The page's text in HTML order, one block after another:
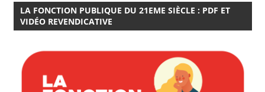
LA FONCTION PUBLIQUE DU 21EME SIÈCLE : PDF ET
VIDÉO REVENDICATIVE